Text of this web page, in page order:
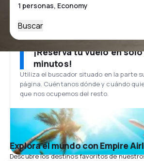
Buscar
¡Reserva tu vuelo en
minutos!
Utiliza el buscador situado en la parte
página. Cuéntanos dónde y cuándo
que nos ocupemos del resto.
Explora el mundo con Empire
Descubre los destinos favoritos de